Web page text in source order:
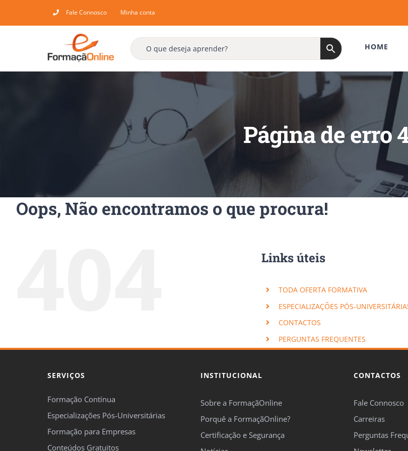
to
Fale Connosco Minha conta
HOME
Página de erro
Oops, Não encontramos o que procura!
Links úteis
TODA OFERTA FORMATIVA
ESPECIALIZAÇÕES PÓS-
CONTACTOS
PERGUNTAS FREQUENTES
SERVIÇOS
Formação Contínua
Especializações Pós-Universitárias
Formação para Empresas
Conteúdos Gratuitos
INSTITUCIONAL
Sobre a FormaçãOnline
Porquê a FormaçãOnline?
Certificação e Segurança
CONTACTOS
Fale Connosco
Carreiras
Perguntas